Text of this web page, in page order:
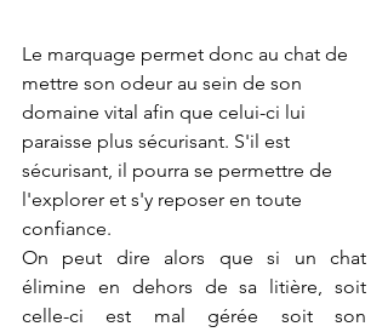
Le marquage permet donc au chat de
mettre son odeur au sein de son
domaine vital afin que celui-ci lui
paraisse plus sécurisant. S'il est
sécurisant, il pourra se permettre de
l'explorer et s'y reposer en toute
confiance.
On peut dire alors que si un chat
élimine en dehors de sa litière, soit
celle-ci est mal gérée soit son